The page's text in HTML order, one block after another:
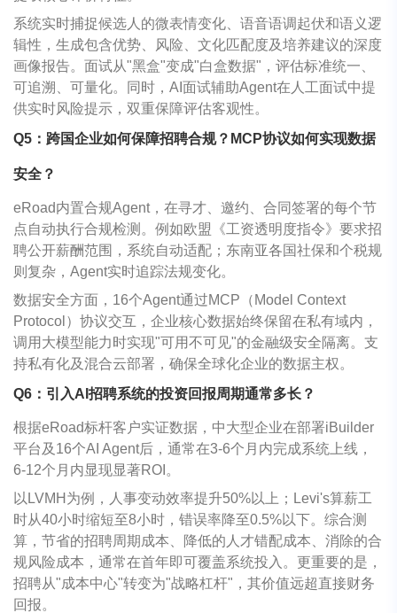
系统实时捕捉候选人的微表情变化、语音语调起伏和语义逻
辑性，生成包含优势、风险、文化匹配度及培养建议的深度
画像报告。面试从"黑盒"变成"白盒数据"，评估标准统一、
可追溯、可量化。同时，AI面试辅助Agent在人工面试中提
供实时风险提示，双重保障评估客观性。
Q5 ：跨国企业如何保障招聘合规？ MCP协议如何实现数据
安全？
eRoad内置合规Agent，在寻才、邀约、合同签署的每个节
点自动执行合规检测。例如欧盟《工资透明度指令》要求招
聘公开薪酬范围，系统自动适配；东南亚各国社保和个税规
则复杂，Agent实时追踪法规变化。
数据安全方面，16个Agent通过MCP（Model Context
Protocol）协议交互，企业核心数据始终保留在私有域内，
调用大模型能力时实现"可用不可见"的金融级安全隔离。支
持私有化及混合云部署，确保全球化企业的数据主权。
Q6 ：引入AI 招聘系统的投资回报周期通常多长？
根据eRoad标杆客户实证数据，中大型企业在部署iBuilder
平台及16个AI Agent后，通常在3-6个月内完成系统上线，
6-12个月内显现显著ROI。
以LVMH为例，人事变动效率提升50%以上；Levi's算薪工
时从40小时缩短至8小时，错误率降至0.5%以下。综合测
算，节省的招聘周期成本、降低的人才错配成本、消除的合
规风险成本，通常在首年即可覆盖系统投入。更重要的是，
招聘从"成本中心"转变为"战略杠杆"，其价值远超直接财务
回报。